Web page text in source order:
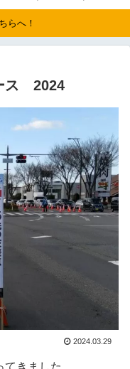
らへ！
ス 2024
2024.03.29